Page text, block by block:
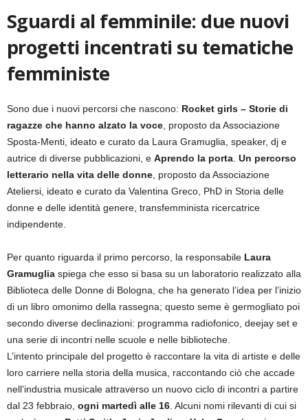
Sguardi al femminile: due nuovi
progetti incentrati su tematiche
femministe
Sono due i nuovi percorsi che nascono: Rocket girls – Storie di
ragazze che hanno alzato la voce , proposto da Associazione
Sposta-Menti, ideato e curato da Laura Gramuglia, speaker, dj e
autrice di diverse pubblicazioni, e Aprendo la porta Un percorso
letterario nella vita delle donne , proposto da Associazione
Ateliersi, ideato e curato da Valentina Greco, PhD in Storia delle
donne e delle identità genere, transfemminista ricercatrice
indipendente.
Per quanto riguarda il primo percorso, la responsabile Laura
Gramuglia spiega che esso si basa su un laboratorio realizzato alla
Biblioteca delle Donne di Bologna, che ha generato l’idea per l’inizio
di un libro omonimo della rassegna; questo seme è germogliato poi
secondo diverse declinazioni: programma radiofonico, deejay set e
una serie di incontri nelle scuole e nelle biblioteche.
L’intento principale del progetto è raccontare la vita di artiste e delle
loro carriere nella storia della musica, raccontando ciò che accade
nell’industria musicale attraverso un nuovo ciclo di incontri a partire
dal 23 febbraio, ogni martedì alle 16 . Alcuni nomi rilevanti di cui si